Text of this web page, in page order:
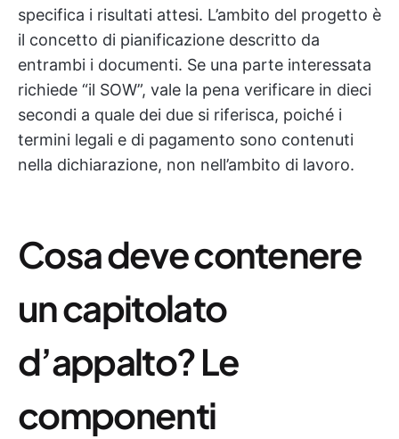
specifica i risultati attesi. L’ambito del progetto è
il concetto di pianificazione descritto da
entrambi i documenti. Se una parte interessata
richiede “il SOW”, vale la pena verificare in dieci
secondi a quale dei due si riferisca, poiché i
termini legali e di pagamento sono contenuti
nella dichiarazione, non nell’ambito di lavoro.
Cosa deve contenere
un capitolato
d’appalto? Le
componenti